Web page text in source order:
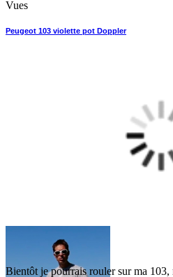
Vues
Peugeot 103 violette pot Doppler
Bientôt je pourrais rouler sur ma